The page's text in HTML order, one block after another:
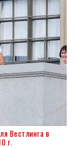
Вестлинга в
г.